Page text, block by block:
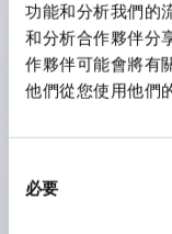
功能和分析我們的
和分析合作夥伴分
作夥伴可能會將有
他們從您使用他們
必要
三種功能集結於
完整支援全球各
一顆 LED 燈泡即
支援色彩通用設